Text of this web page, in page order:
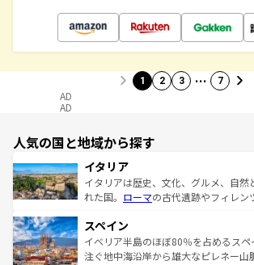
1 2 3 … 7
AD
AD
人気の国と地域から探す
イタリア
イタリアは歴史、文化、グルメ、自然
れた国。 ローマの古代遺跡やフィレン
ろん、トスカーナの美しい田園風景や
景など、自然景観も見逃せない。観光
ピザやパスタなど、絶品のイタリア料
スペイン
イベリア半島のほぼ80％を占めるスペ
注ぐ地中海沿岸から雄大なピレネー山